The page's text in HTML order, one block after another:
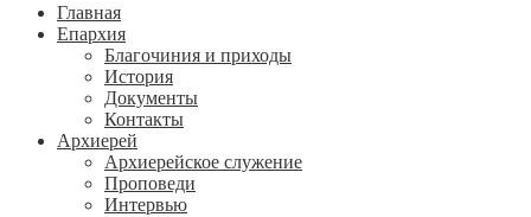
Главная
Епархия
Благочиния и приходы
История
Документы
Контакты
Архиерей
Архиерейское служение
Проповеди
Интервью